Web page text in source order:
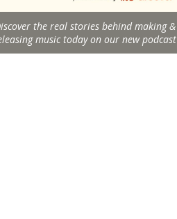
the real stories behind making &
music today on our new podcast